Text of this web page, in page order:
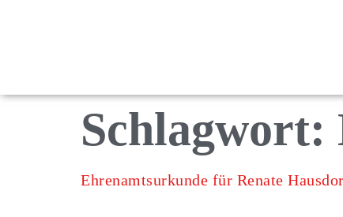
Schlagwort:
Ehrenamtsurkunde für Renate